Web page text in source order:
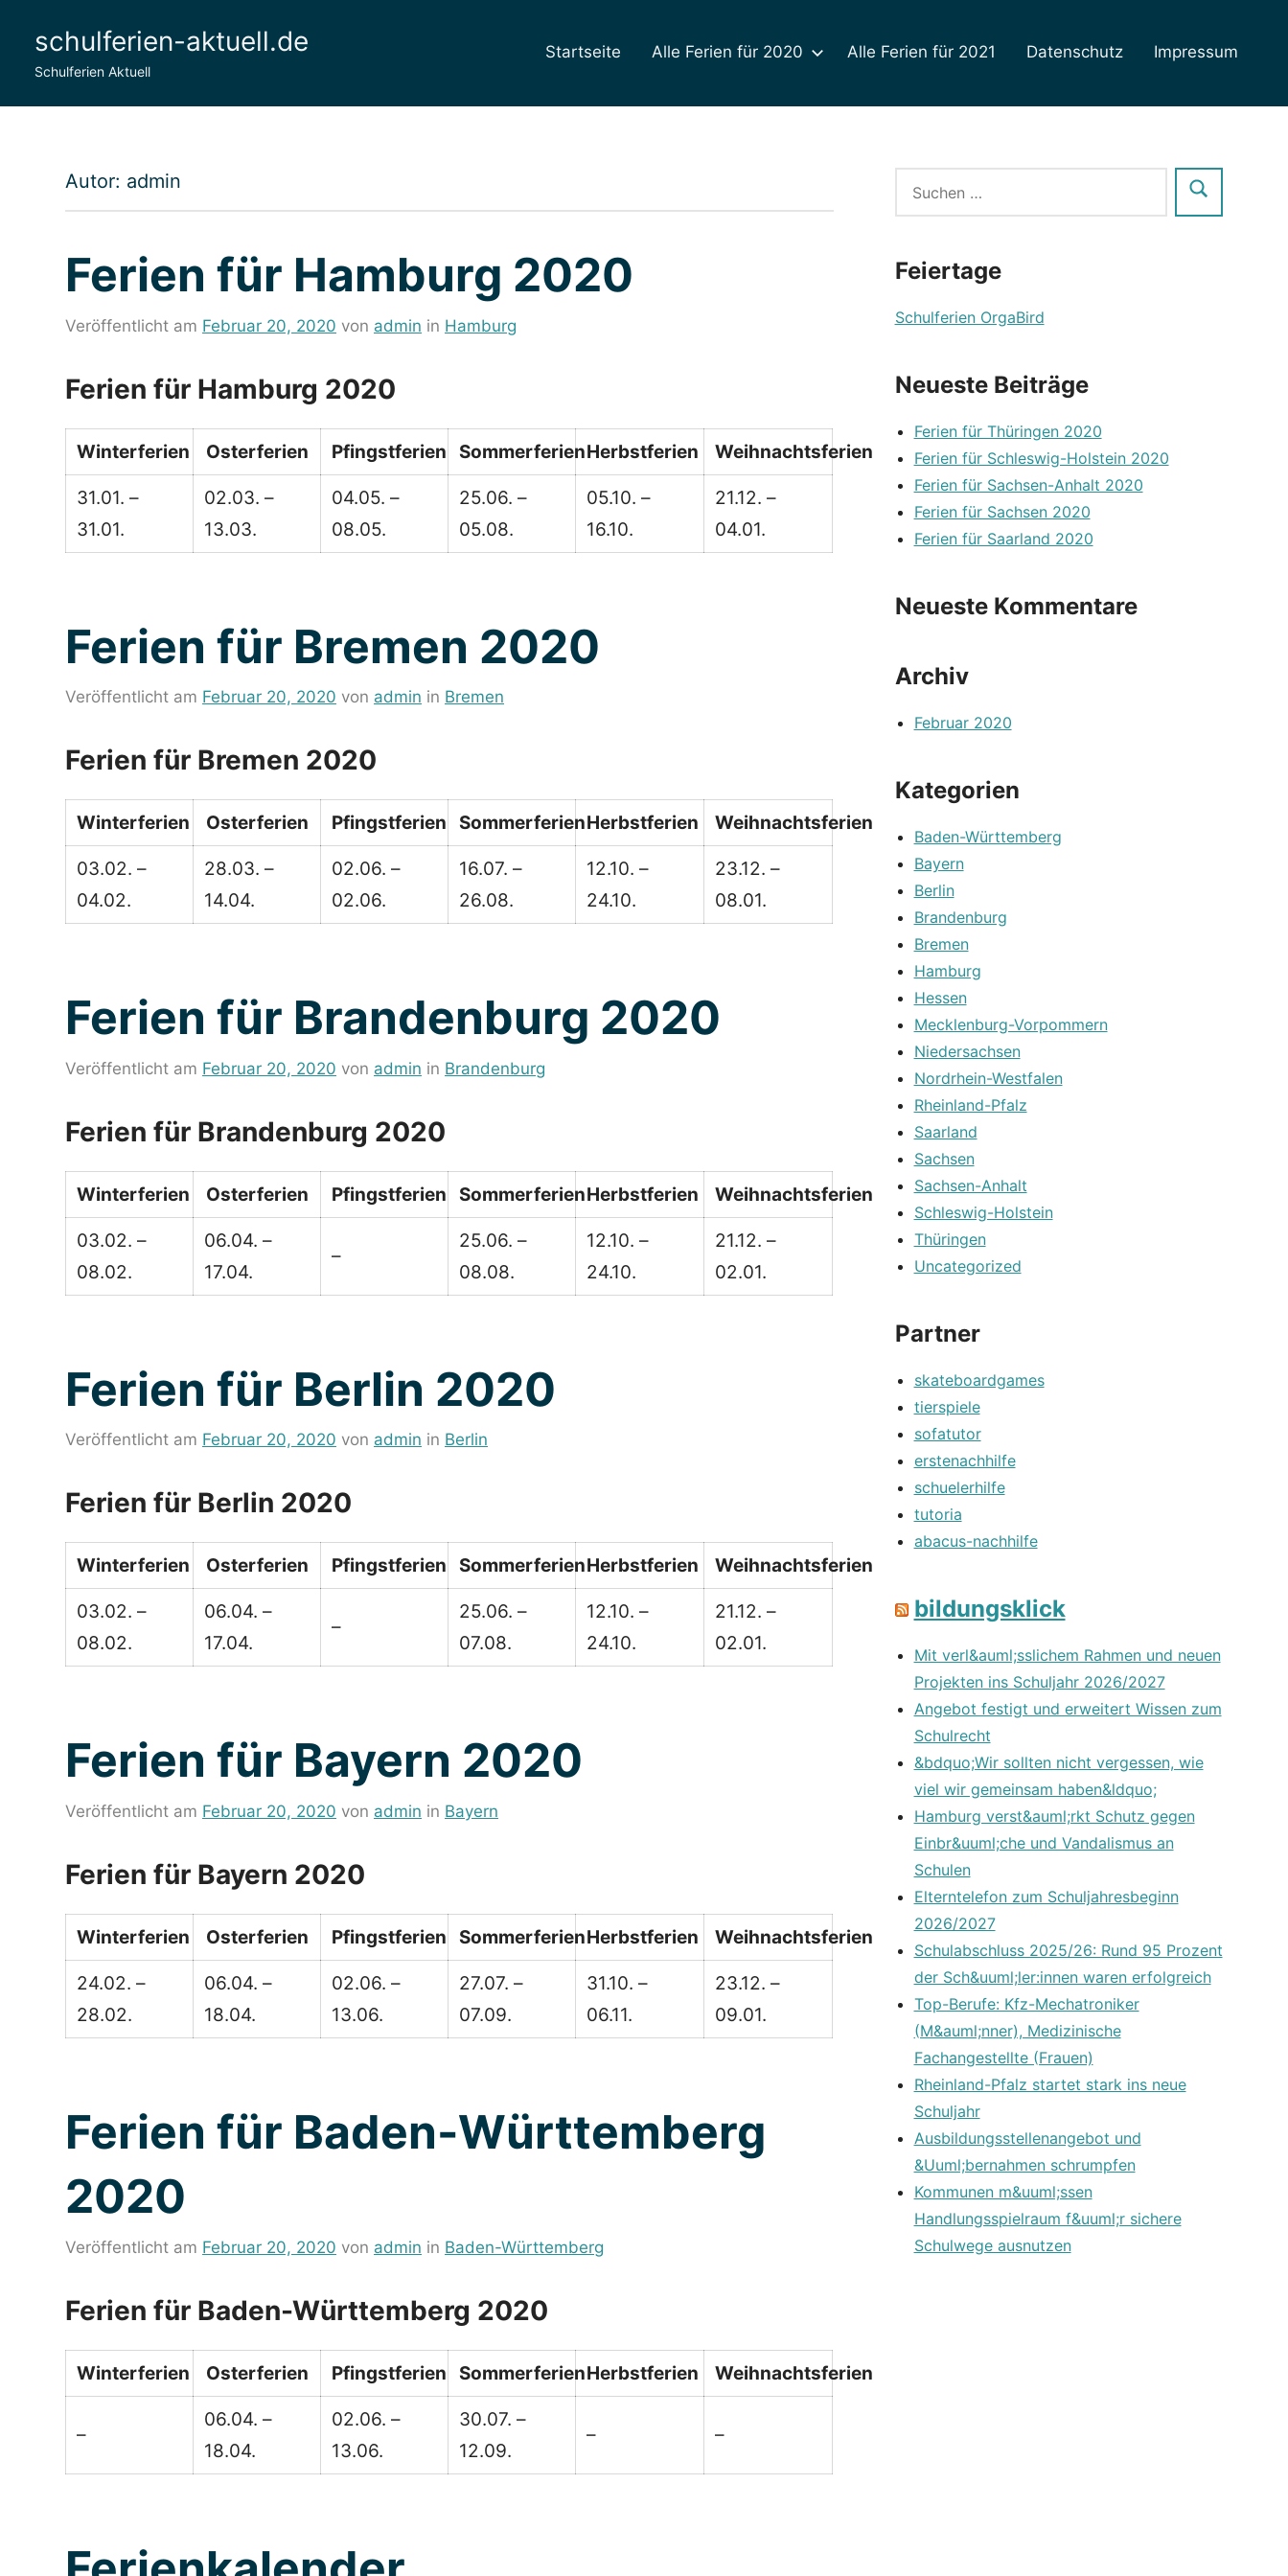
Inhalt
springen
schulferien-aktuell.de
Schulferien Aktuell
Startseite Alle Ferien für 2020 Alle Ferien für 2021 Datenschutz Impressum
Autor: admin
Ferien für Hamburg 2020
Veröffentlicht am Februar 20, 2020 von admin in Hamburg
Ferien für Hamburg 2020
Winterferien Osterferien Pfingstferien SommerferienHerbstferien Weihnachtsferien
31.01. –
31.01.
02.03. –
13.03.
04.05. –
08.05.
25.06. –
05.08.
05.10. –
16.10.
21.12. –
04.01.
Ferien für Bremen 2020
Veröffentlicht am Februar 20, 2020 von admin in Bremen
Ferien für Bremen 2020
Winterferien Osterferien Pfingstferien SommerferienHerbstferien Weihnachtsferien
03.02. –
04.02.
28.03. –
14.04.
02.06. –
02.06.
16.07. –
26.08.
12.10. –
24.10.
23.12. –
08.01.
Ferien für Brandenburg 2020
Veröffentlicht am Februar 20, 2020 von admin in Brandenburg
Ferien für Brandenburg 2020
Winterferien Osterferien Pfingstferien SommerferienHerbstferien Weihnachtsferien
03.02. –
08.02.
06.04. –
17.04.
–
25.06. –
08.08.
12.10. –
24.10.
21.12. –
02.01.
Ferien für Berlin 2020
Veröffentlicht am Februar 20, 2020 von admin in Berlin
Ferien für Berlin 2020
Winterferien Osterferien Pfingstferien SommerferienHerbstferien Weihnachtsferien
03.02. –
08.02.
06.04. –
17.04.
–
25.06. –
07.08.
12.10. –
24.10.
21.12. –
02.01.
Ferien für Bayern 2020
Veröffentlicht am Februar 20, 2020 von admin in Bayern
Ferien für Bayern 2020
Winterferien Osterferien Pfingstferien SommerferienHerbstferien Weihnachtsferien
24.02. –
28.02.
06.04. –
18.04.
02.06. –
13.06.
27.07. –
07.09.
31.10. –
06.11.
23.12. –
09.01.
Ferien für Baden-Württemberg
2020
Veröffentlicht am Februar 20, 2020 von admin in Baden-Württemberg
Ferien für Baden-Württemberg 2020
Winterferien Osterferien Pfingstferien SommerferienHerbstferien Weihnachtsferien
–
06.04. –
18.04.
02.06. –
13.06.
30.07. –
12.09.
– –
Feiertage
Schulferien OrgaBird
Neueste Beiträge
Ferien für Thüringen 2020
Ferien für Schleswig-Holstein 2020
Ferien für Sachsen-Anhalt 2020
Ferien für Sachsen 2020
Ferien für Saarland 2020
Neueste Kommentare
Archiv
Februar 2020
Kategorien
Baden-Württemberg
Bayern
Berlin
Brandenburg
Bremen
Hamburg
Hessen
Mecklenburg-Vorpommern
Niedersachsen
Nordrhein-Westfalen
Rheinland-Pfalz
Saarland
Sachsen
Sachsen-Anhalt
Schleswig-Holstein
Thüringen
Uncategorized
Partner
skateboardgames
tierspiele
sofatutor
erstenachhilfe
schuelerhilfe
tutoria
abacus-nachhilfe
bildungsklick
Mit verl&auml;sslichem Rahmen und neuen
Projekten ins Schuljahr 2026/2027
Angebot festigt und erweitert Wissen zum
Schulrecht
&bdquo;Wir sollten nicht vergessen, wie
viel wir gemeinsam haben&ldquo;
Hamburg verst&auml;rkt Schutz gegen
Einbr&uuml;che und Vandalismus an
Schulen
Elterntelefon zum Schuljahresbeginn
2026/2027
Schulabschluss 2025/26: Rund 95 Prozent
der Sch&uuml;ler:innen waren erfolgreich
Top-Berufe: Kfz-Mechatroniker
(M&auml;nner), Medizinische
Fachangestellte (Frauen)
Rheinland-Pfalz startet stark ins neue
Schuljahr
Ausbildungsstellenangebot und
&Uuml;bernahmen schrumpfen
Kommunen m&uuml;ssen
Handlungsspielraum f&uuml;r sichere
Schulwege ausnutzen